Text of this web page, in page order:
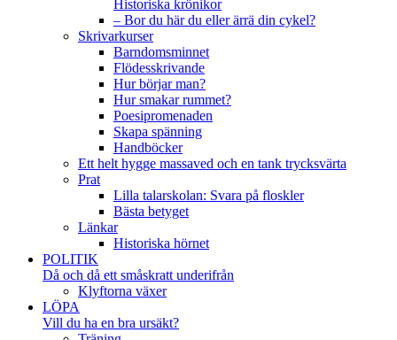
Historiska krönikor
– Bor du här du eller ärrä din cykel?
Skrivarkurser
Barndomsminnet
Flödesskrivande
Hur börjar man?
Hur smakar rummet?
Poesipromenaden
Skapa spänning
Handböcker
Ett helt hygge massaved och en tank trycksvärta
Prat
Lilla talarskolan: Svara på floskler
Bästa betyget
Länkar
Historiska hörnet
POLITIK
Då och då ett småskratt underifrån
Klyftorna växer
LÖPA
Vill du ha en bra ursäkt?